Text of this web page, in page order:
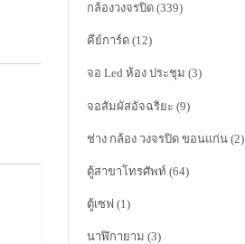
กล้องวงจรปิด (339)
คีย์การ์ด (12)
จอ Led ห้อง ประชุม (3)
จอสัมผัสอัจฉริยะ (9)
ช่าง กล้อง วงจรปิด ขอนแก่น (2)
ตู้สาขาโทรศัพท์ (64)
ตู้เซฟ (1)
นาฬิกายาม (3)